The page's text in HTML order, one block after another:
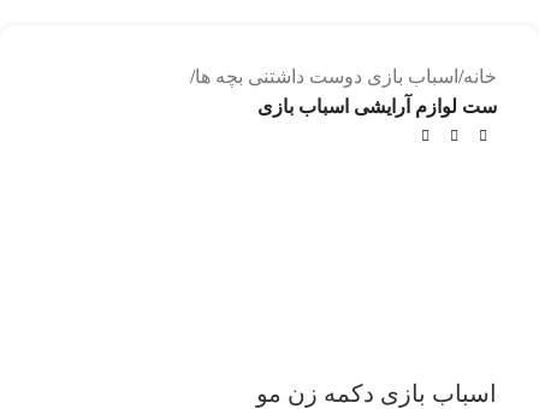
خانه اسباب بازی دوست داشتنی بچه ها
ست لوازم آرایشی اسباب بازی
اسباب بازی دکمه زن مو